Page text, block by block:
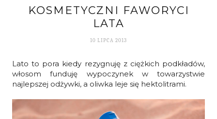
KOSMETYCZNI FAWORYCI
LATA
10 LIPCA 2013
Lato to pora kiedy rezygnuję z ciężkich podkładów,
włosom funduję wypoczynek w towarzystwie
najlepszej odżywki, a oliwka leje się hektolitrami.